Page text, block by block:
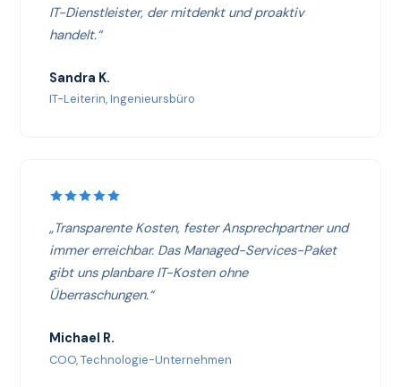
IT-Dienstleister, der mitdenkt und proaktiv
handelt.“
Sandra K.
IT-Leiterin, Ingenieursbüro
„Transparente Kosten, fester Ansprechpartner und
immer erreichbar. Das Managed-Services-Paket
gibt uns planbare IT-Kosten ohne
Überraschungen.“
Michael R.
COO, Technologie-Unternehmen